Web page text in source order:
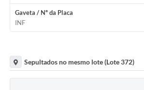
Gaveta / Nº da Placa
INF
Sepultados no mesmo lote (Lote 372)